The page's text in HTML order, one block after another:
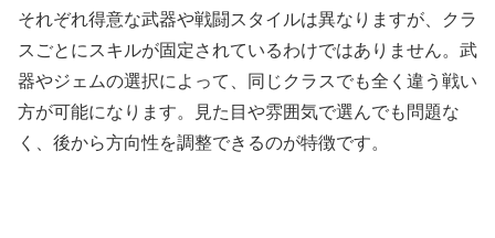
それぞれ得意な武器や戦闘スタイルは異なりますが、クラ
スごとにスキルが固定されているわけではありません。武
器やジェムの選択によって、同じクラスでも全く違う戦い
方が可能になります。見た目や雰囲気で選んでも問題な
く、後から方向性を調整できるのが特徴です。